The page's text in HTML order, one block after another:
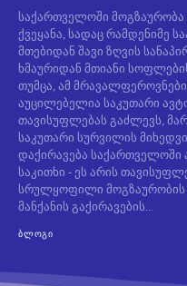
საქართველოში
ქვეყანა, სადაც რამდენიმე
მთებიდან შავი ზღვის
ხმაურიდან მთიანი
თუმცა, ამ
აუცილებელია საკუთარი
თავისუფლებას გაძლევს,
საკუთარი სურვილის
დაქირავება
საკითხი - ეს არის
სრულყოფილი მოგზაურობის
მანქანის გაქირავების...
ᲑᲚᲝᲒᲘ